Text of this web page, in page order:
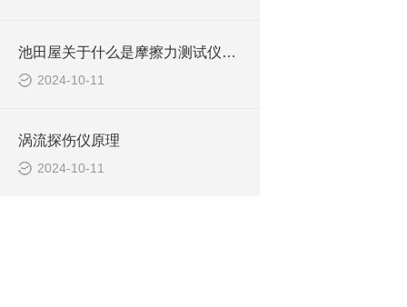
池田屋关于什么是摩擦力测试仪及应用？
2024-10-11
涡流探伤仪原理
2024-10-11